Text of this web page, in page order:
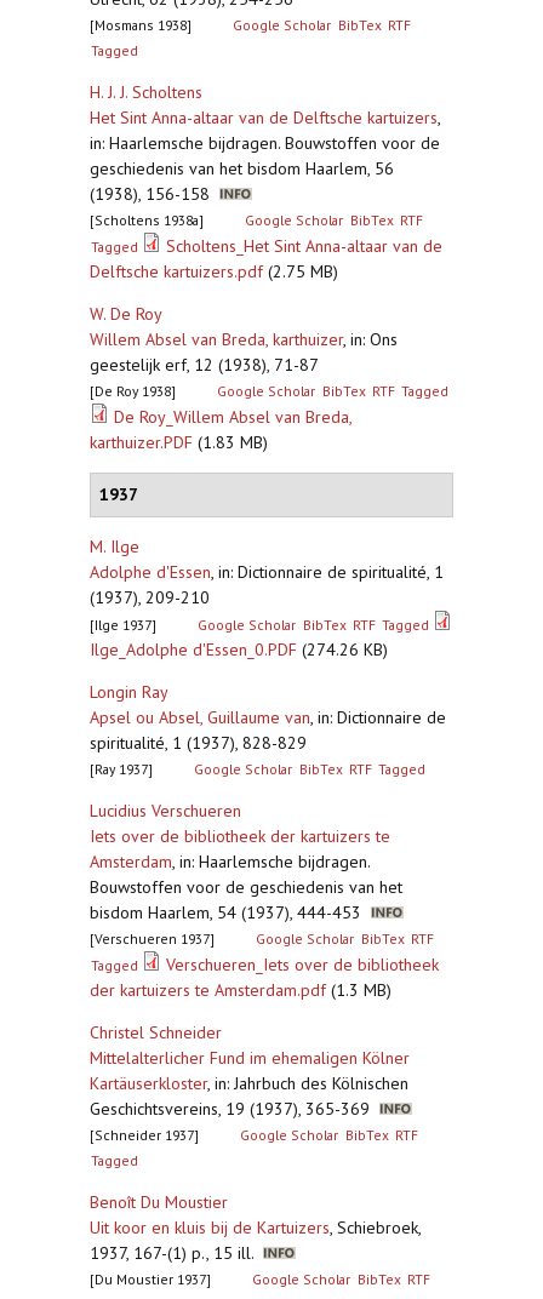
[Mosmans 1938] Google Scholar BibTex RTF
Tagged
H. J. J. Scholtens
Het Sint Anna-altaar van de Delftsche kartuizers,
in: Haarlemsche bijdragen. Bouwstoffen voor de
geschiedenis van het bisdom Haarlem, 56
(1938), 156-158
[Scholtens 1938a] Google Scholar BibTex RTF
Tagged
Scholtens_Het Sint Anna-altaar van de
Delftsche kartuizers.pdf(2.75 MB)
W. De Roy
Willem Absel van Breda, karthuizer, in: Ons
geestelijk erf, 12 (1938), 71-87
[De Roy 1938] Google Scholar BibTex RTF Tagged
De Roy_Willem Absel van Breda,
karthuizer.PDF (1.83 MB)
1937
M. Ilge
Adolphe d'Essen, in: Dictionnaire de spiritualité, 1
(1937), 209-210
[Ilge 1937] Google Scholar BibTex RTF Tagged
Ilge_Adolphe d'Essen_0.PDF (274.26 KB)
Longin Ray
Apsel ou Absel, Guillaume van, in: Dictionnaire de
spiritualité, 1 (1937), 828-829
[Ray 1937] Google Scholar BibTex RTF Tagged
Lucidius Verschueren
Iets over de bibliotheek der kartuizers te
Amsterdam, in: Haarlemsche bijdragen.
Bouwstoffen voor de geschiedenis van het
bisdom Haarlem, 54 (1937), 444-453
[Verschueren 1937] Google Scholar BibTex RTF
Tagged
Verschueren_Iets over de bibliotheek
der kartuizers te Amsterdam.pdf(1.3 MB)
Christel Schneider
Mittelalterlicher Fund im ehemaligen Kölner
Kartäuserkloster, in: Jahrbuch des Kölnischen
Geschichtsvereins, 19 (1937), 365-369
[Schneider 1937] Google Scholar BibTex RTF
Tagged
Benoît Du Moustier
Uit koor en kluis bij de Kartuizers, Schiebroek,
1937, 167-(1) p., 15 ill.
[Du Moustier 1937] Google Scholar BibTex RTF